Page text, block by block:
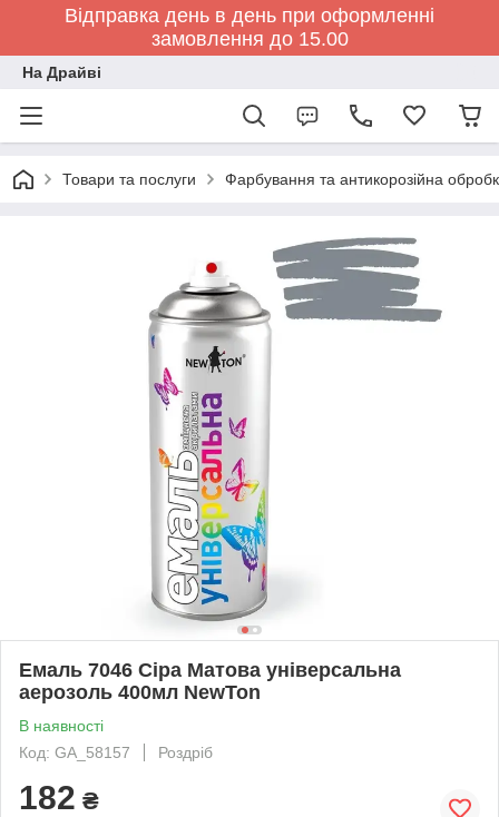
Відправка день в день при оформленні
замовлення до 15.00
На Драйві
Товари та послуги Фарбування та антикорозійна
Емаль 7046 Сіра Матова універсальна
аерозоль 400мл NewTon
В наявності
Код: GA_58157
Роздріб
182 ₴